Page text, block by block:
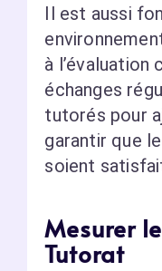
Il est aussi
à l’évaluation
échanges
tutorés pour
garantir que
soient
Mesurer
Tutorat